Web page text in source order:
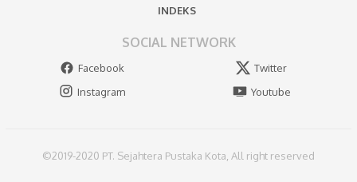
INDEKS
SOCIAL NETWORK
Facebook
Twitter
Instagram
Youtube
©2019-2020 PT. Sejahtera Pustaka Kota, All right reserved